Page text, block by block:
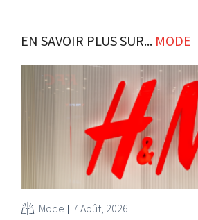
EN SAVOIR PLUS SUR... MODE
Mode 7 Août, 2026